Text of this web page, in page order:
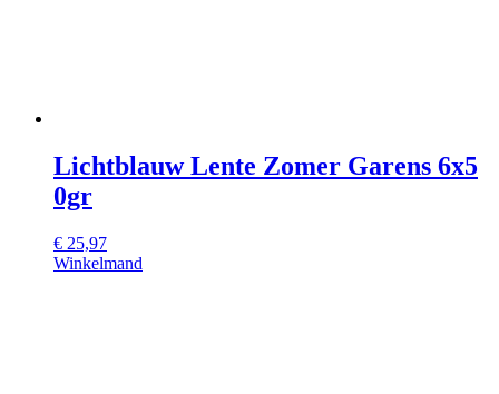
Lichtblauw Lente Zomer Garens 6x5
0gr
€ 25,97
Winkelmand